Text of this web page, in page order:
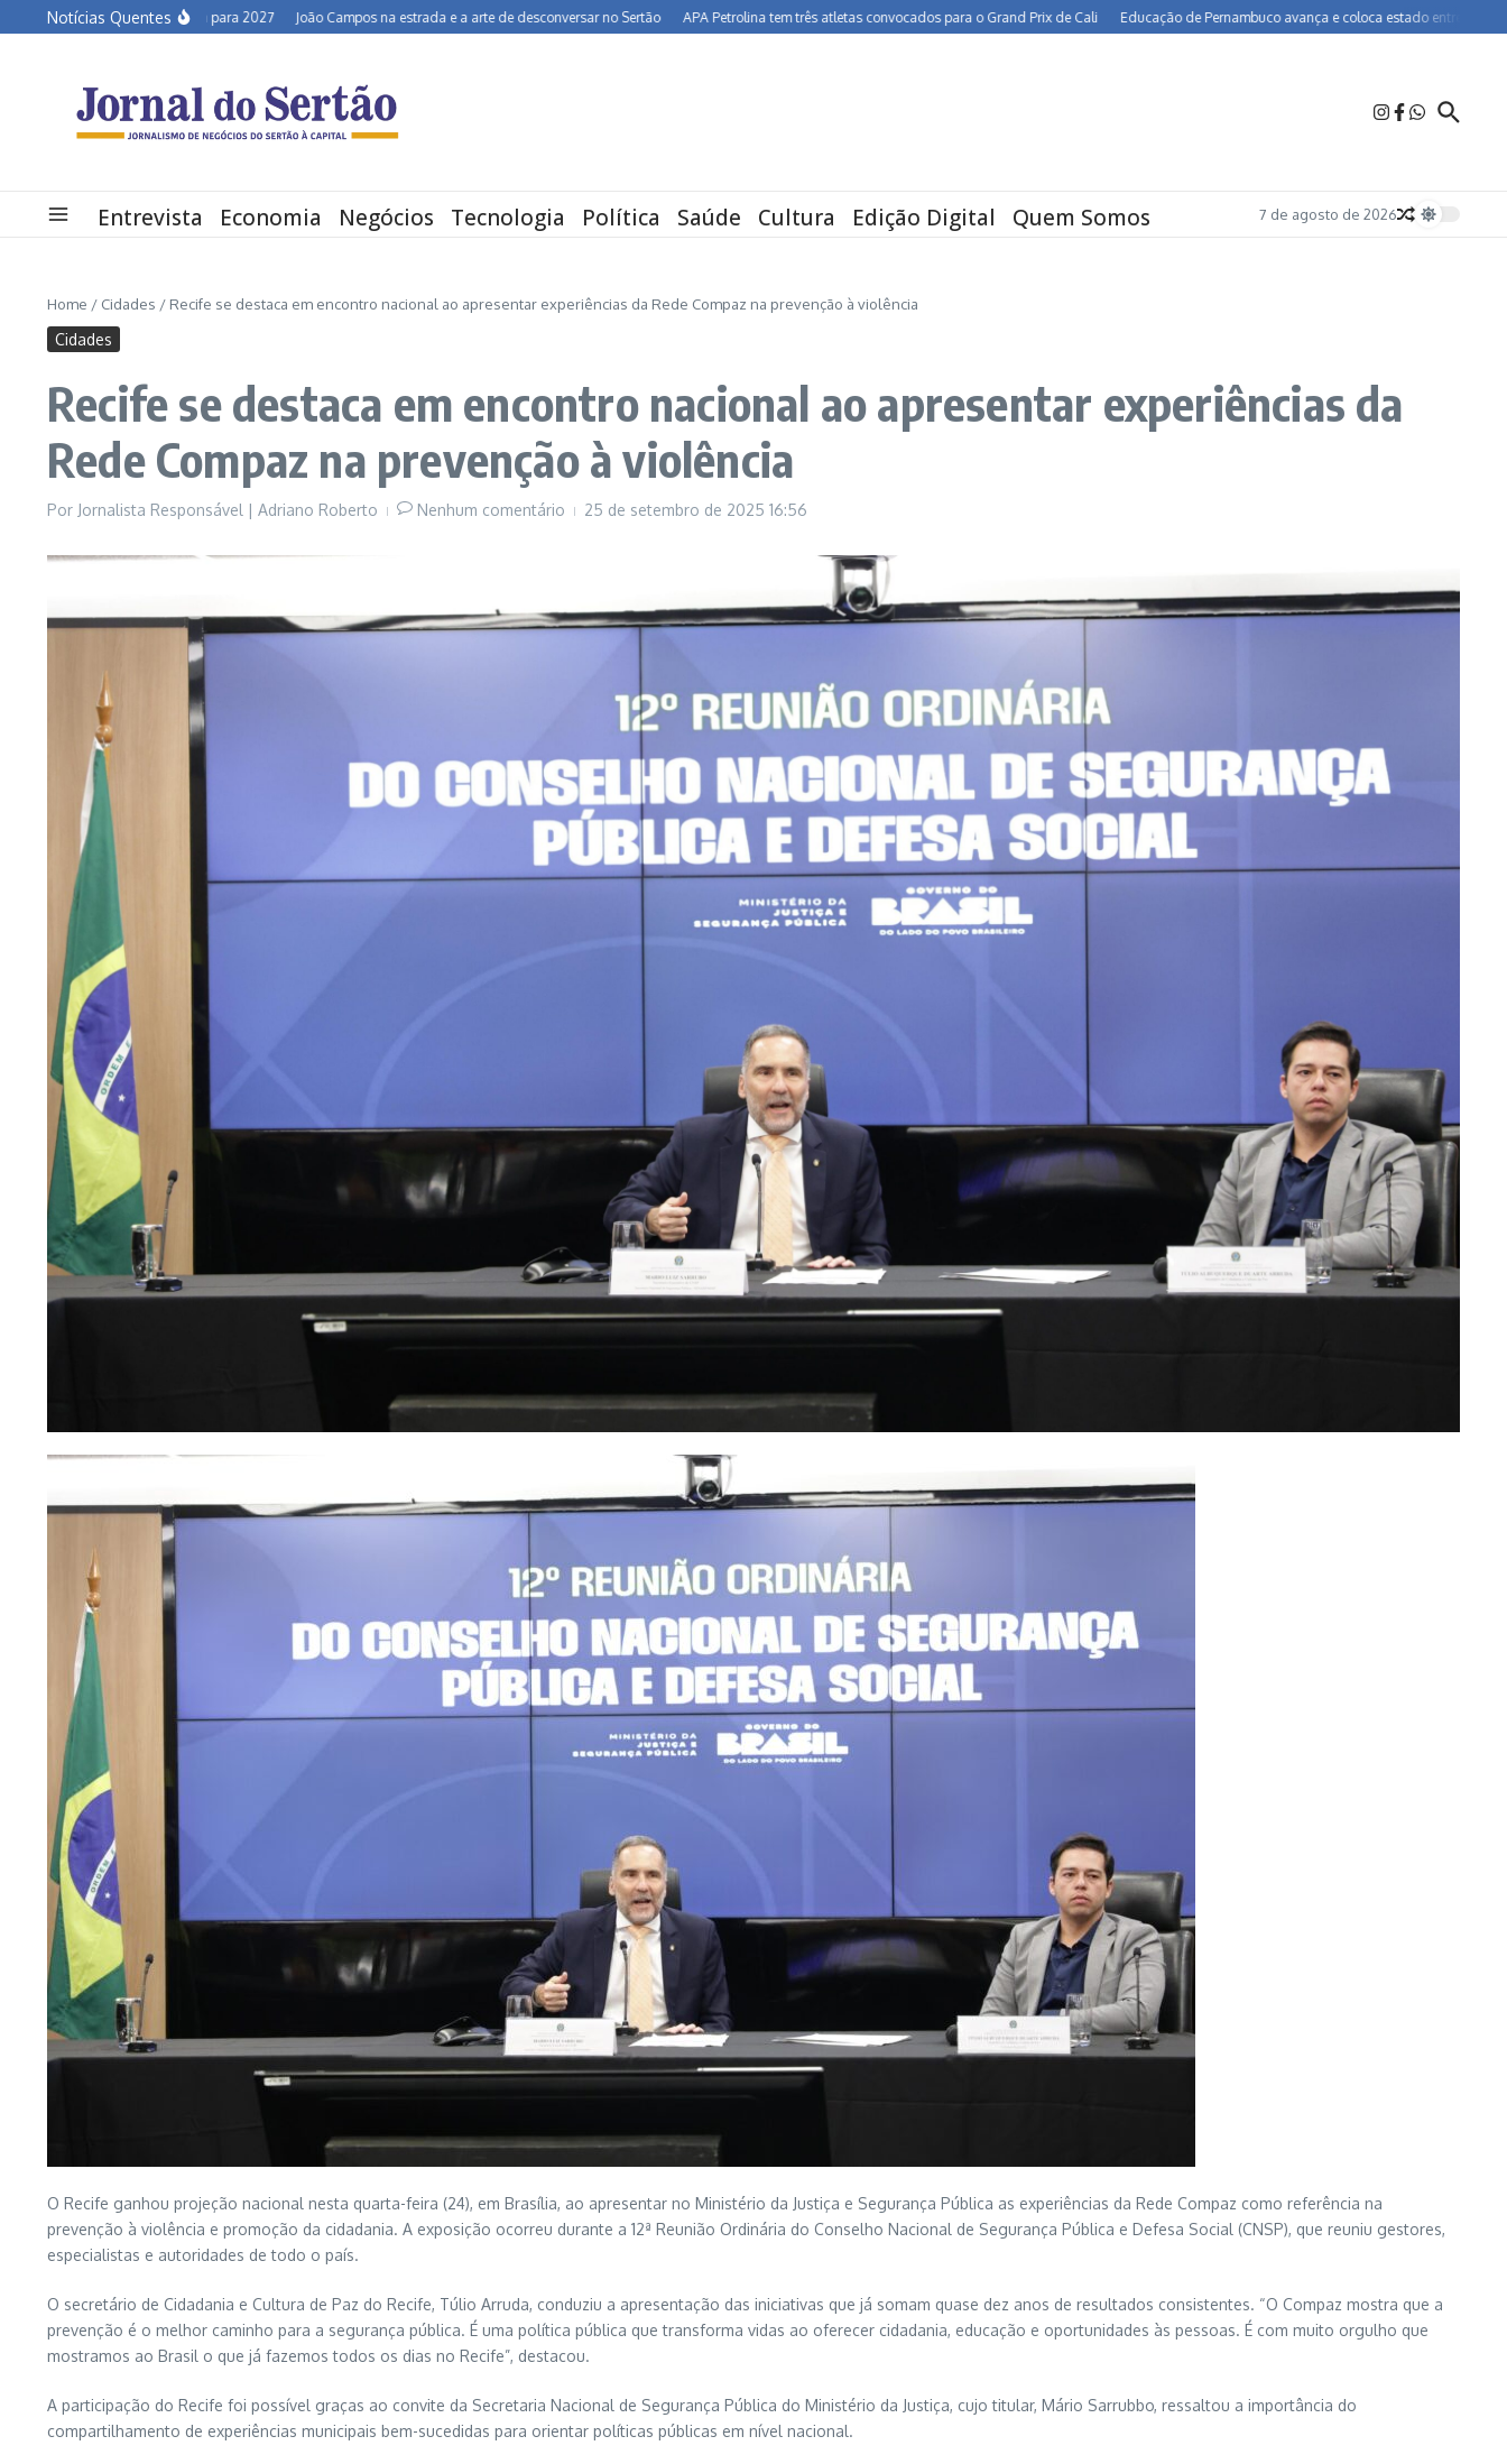
Ir para o conteúdo
Notícias Quentes
Semiárido em alerta para 2027 João Campos na estrada e a arte de desconversar no Sertão APA Petrolina tem três atletas convocados para o Grand Prix de Cali Educação de Pernambuco avança e coloca estado entre os melhores
Entrevista Economia Negócios Tecnologia Política Saúde Cultura Edição Digital Quem Somos 7 de agosto de 2026
Home / Cidades / Recife se destaca em encontro nacional ao apresentar experiências da Rede Compaz na prevenção à violência
Cidades
Recife se destaca em encontro nacional ao apresentar experiências da
Rede Compaz na prevenção à violência
Por Jornalista Responsável | Adriano Roberto Nenhum comentário 25 de setembro de 2025 16:56
O Recife ganhou projeção nacional nesta quarta-feira (24), em Brasília, ao apresentar no Ministério da Justiça e Segurança Pública as experiências da Rede Compaz como referência na
prevenção à violência e promoção da cidadania. A exposição ocorreu durante a 12ª Reunião Ordinária do Conselho Nacional de Segurança Pública e Defesa Social (CNSP), que reuniu gestores,
especialistas e autoridades de todo o país.
O secretário de Cidadania e Cultura de Paz do Recife, Túlio Arruda, conduziu a apresentação das iniciativas que já somam quase dez anos de resultados consistentes. “O Compaz mostra que a
prevenção é o melhor caminho para a segurança pública. É uma política pública que transforma vidas ao oferecer cidadania, educação e oportunidades às pessoas. É com muito orgulho que
mostramos ao Brasil o que já fazemos todos os dias no Recife”, destacou.
A participação do Recife foi possível graças ao convite da Secretaria Nacional de Segurança Pública do Ministério da Justiça, cujo titular, Mário Sarrubbo, ressaltou a importância do
compartilhamento de experiências municipais bem-sucedidas para orientar políticas públicas em nível nacional.